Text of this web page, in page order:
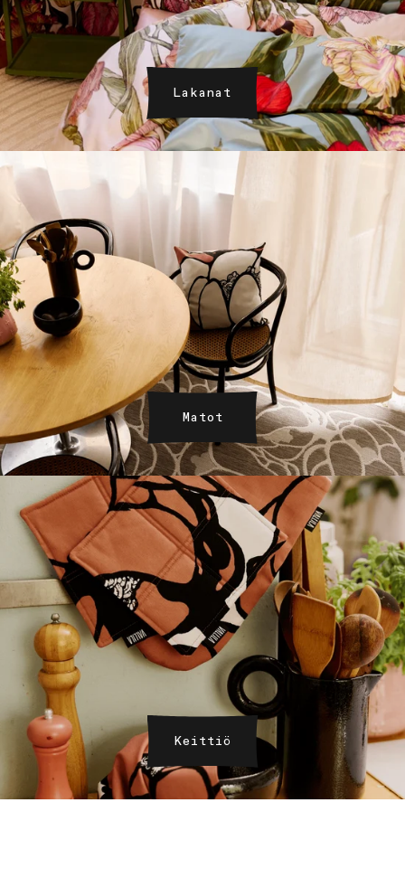
Lakanat
Matot
Keittiö